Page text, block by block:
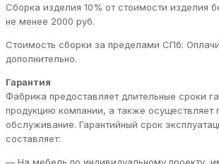
Сборка изделия 10% от стоимости изделия
не менее 2000 руб.
Стоимость сборки за пределами СПб:
дополнительно.
Гарантия
Фабрика предоставляет длительные сроки
продукцию компании, а также осуществляет
обслуживание. Гарантийный срок
составляет:
— На мебель по индивидуальному проекту,